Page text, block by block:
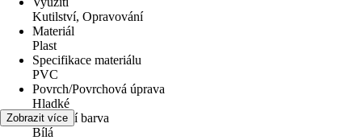
Kutilství, Opravování
Materiál
Plast
Specifikace materiálu
PVC
Povrch/Povrchová úprava
Hladké
Základní barva
Bílá
Zobrazit více